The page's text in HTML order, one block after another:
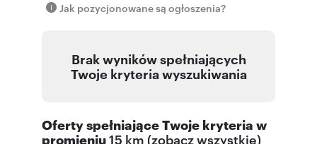
Jak pozycjonowane są ogłoszenia?
Brak wyników spełniających
Twoje kryteria wyszukiwania
Oferty spełniające Twoje kryteria w
promieniu15 km (zobacz wszystkie)